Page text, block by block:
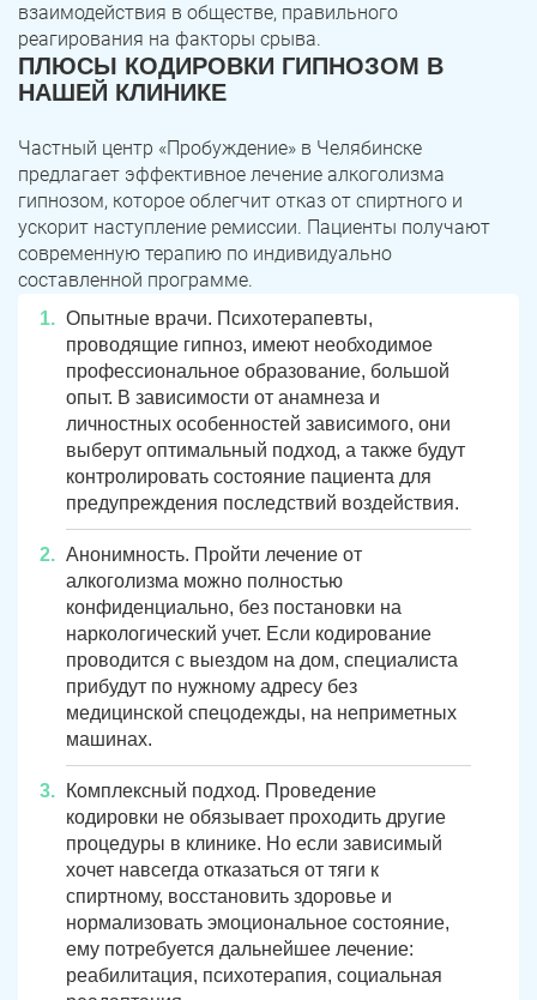
взаимодействия в обществе, правильного
реагирования на факторы срыва.
ПЛЮСЫ КОДИРОВКИ ГИПНОЗОМ В
НАШЕЙ КЛИНИКЕ
Частный центр «Пробуждение» в Челябинске
предлагает эффективное лечение алкоголизма
гипнозом, которое облегчит отказ от спиртного и
ускорит наступление ремиссии. Пациенты получают
современную терапию по индивидуально
составленной программе.
Опытные врачи. Психотерапевты,
проводящие гипноз, имеют необходимое
профессиональное образование, большой
опыт. В зависимости от анамнеза и
личностных особенностей зависимого, они
выберут оптимальный подход, а также будут
контролировать состояние пациента для
предупреждения последствий воздействия.
Анонимность. Пройти лечение от
алкоголизма можно полностью
конфиденциально, без постановки на
наркологический учет. Если кодирование
проводится с выездом на дом, специалиста
прибудут по нужному адресу без
медицинской спецодежды, на неприметных
машинах.
Комплексный подход. Проведение
кодировки не обязывает проходить другие
процедуры в клинике. Но если зависимый
хочет навсегда отказаться от тяги к
спиртному, восстановить здоровье и
нормализовать эмоциональное состояние,
ему потребуется дальнейшее лечение:
реабилитация, психотерапия, социальная